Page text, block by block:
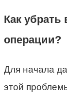
Как
операции?
Для начала
этой